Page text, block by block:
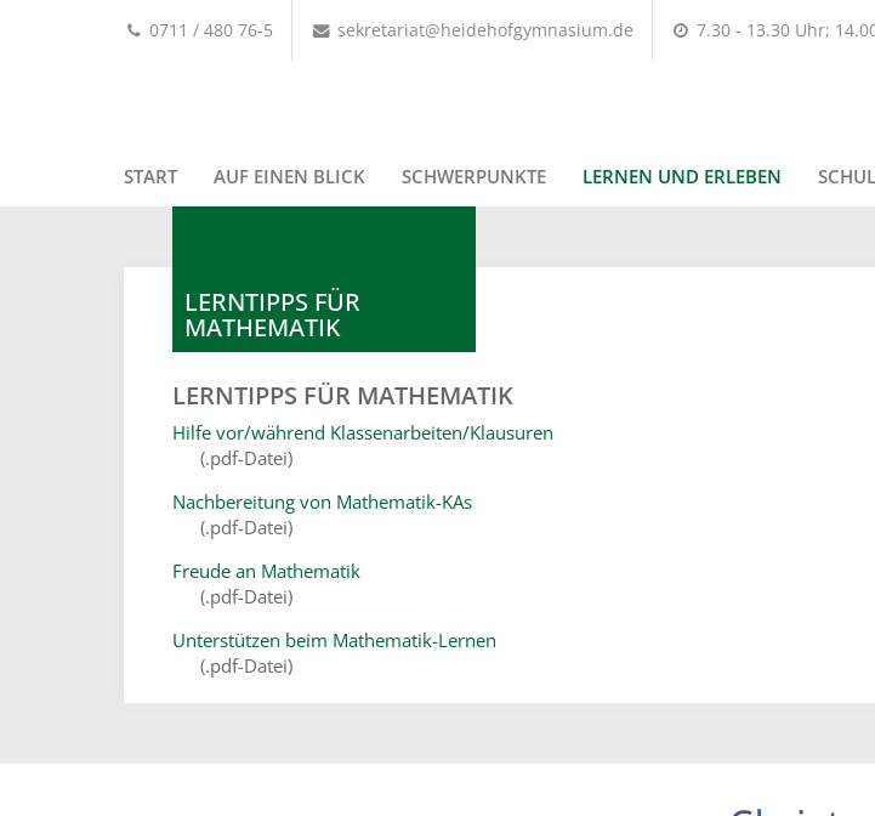
0711 / 480 76-5 sekretariat@heidehofgymnasium.de 7.30 - 13.30 Uhr;
START AUF EINEN BLICK SCHWERPUNKTE LERNEN UND ERLEBEN
LERNTIPPS FÜR
MATHEMATIK
LERNTIPPS FÜR MATHEMATIK
Hilfe vor/während Klassenarbeiten/Klausuren
(.pdf-Datei)
Nachbereitung von Mathematik-KAs
(.pdf-Datei)
Freude an Mathematik
(.pdf-Datei)
Unterstützen beim Mathematik-Lernen
(.pdf-Datei)